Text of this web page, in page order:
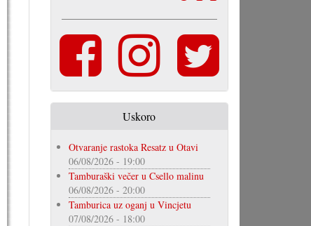
Uskoro
Otvaranje rastoka Resatz u Otavi
06/08/2026 - 19:00
Tamburaški večer u Csello malinu
06/08/2026 - 20:00
Tamburica uz oganj u Vincjetu
07/08/2026 - 18:00